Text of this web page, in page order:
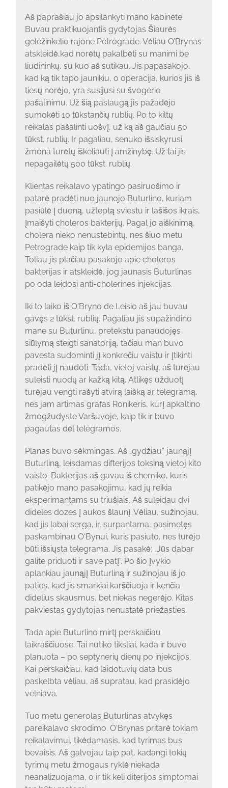
Aš paprašiau jo apsilankyti mano kabinete.
Buvau praktikuojantis gydytojas Šiaurės
geležinkelio rajone Petrograde. Vėliau O’Brynas
atskleidė,kad norėtų pakalbėti su manimi be
liudininkų, su kuo aš sutikau. Jis papasakojo,
kad ką tik tapo jaunikiu, o operacija, kurios jis iš
tiesų norėjo, yra susijusi su švogerio
pašalinimu. Už šią paslaugą jis pažadėjo
sumokėti 10 tūkstančių rublių. Po to kiltų
reikalas pašalinti uošvį, už ką aš gaučiau 50
tūkst. rublių. Ir pagaliau, senuko išsiskyrusi
žmona turėtų iškeliauti į amžinybę. Už tai jis
nepagailėtų 500 tūkst. rublių.
Klientas reikalavo ypatingo pasiruošimo ir
patarė pradėti nuo jaunojo Buturlino, kuriam
pasiūlė į duoną, užteptą sviestu ir lašišos ikrais,
įmaišyti choleros bakterijų. Pagal jo aiškinimą,
cholera nieko nenustebintų, nes šiuo metu
Petrograde kaip tik kyla epidemijos banga.
Toliau jis plačiau pasakojo apie choleros
bakterijas ir atskleidė, jog jaunasis Buturlinas
po oda leidosi anti-cholerines injekcijas.
Iki to laiko iš O‘Bryno de Leisio aš jau buvau
gavęs 2 tūkst. rublių. Pagaliau jis supažindino
mane su Buturlinu, pretekstu panaudojęs
siūlymą steigti sanatoriją, tačiau man buvo
pavesta sudominti jį konkrečiu vaistu ir įtikinti
pradėti jį naudoti. Tada, vietoj vaistų, aš turėjau
suleisti nuodų ar kažką kitą. Atlikęs užduotį
turėjau vengti rašyti atvirą laišką ar telegramą,
nes jam artimas grafas Ronikeris, kurį apkaltino
žmogžudyste Varšuvoje, kaip tik ir buvo
pagautas dėl telegramos.
Planas buvo sėkmingas. Aš „gydžiau“ jaunąjį
Buturliną, leisdamas difterijos toksiną vietoj kito
vaisto. Bakterijas aš gavau iš chemiko, kuris
patikėjo mano pasakojimu, kad jų reikia
eksperimantams su triušiais. Aš suleidau dvi
dideles dozes į aukos šlaunį. Vėliau, sužinojau,
kad jis labai serga, ir, surpantama, pasimetęs
paskambinau O‘Bynui, kuris pasiuto, nes turėjo
būti išsiųsta telegrama. Jis pasakė: „Jūs dabar
galite priduoti ir save patį“. Po šio įvykio
aplankiau jaunąjį Buturliną ir sužinojau iš jo
paties, kad jis smarkiai karščiuoja ir kenčia
didelius skausmus, bet niekas negerėjo. Kitas
pakviestas gydytojas nenustatė priežasties.
Tada apie Buturlino mirtį perskaičiau
laikraščiuose. Tai nutiko tiksliai, kada ir buvo
planuota – po septynerių dienų po injekcijos.
Kai perskaičiau, kad laidotuvių data bus
paskelbta vėliau, aš supratau, kad prasidėjo
velniava.
Tuo metu generolas Buturlinas atvykęs
pareikalavo skrodimo. O‘Brynas pritarė tokiam
reikalavimui, tikėdamasis, kad tyrimas bus
bevaisis. Aš galvojau taip pat, kadangi tokių
tyrimų metu žmogaus ryklė niekada
neanalizuojama, o ir tik keli diterijos simptomai